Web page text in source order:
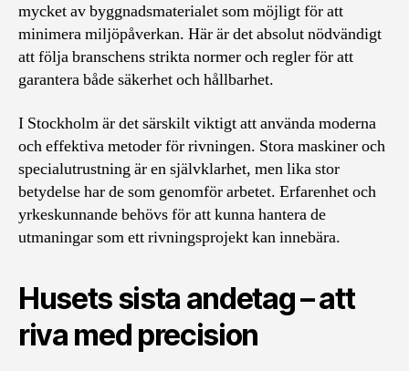
mycket av byggnadsmaterialet som möjligt för att
minimera miljöpåverkan. Här är det absolut nödvändigt
att följa branschens strikta normer och regler för att
garantera både säkerhet och hållbarhet.
I Stockholm är det särskilt viktigt att använda moderna
och effektiva metoder för rivningen. Stora maskiner och
specialutrustning är en självklarhet, men lika stor
betydelse har de som genomför arbetet. Erfarenhet och
yrkeskunnande behövs för att kunna hantera de
utmaningar som ett rivningsprojekt kan innebära.
Husets sista andetag – att
riva med precision